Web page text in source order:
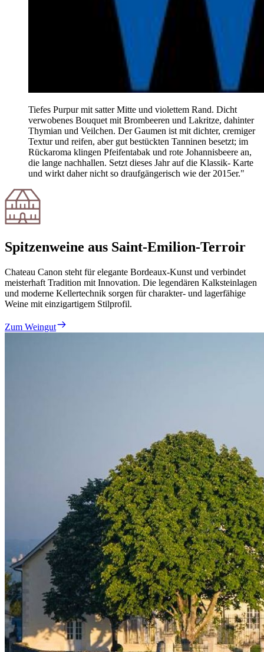
Tiefes Purpur mit satter Mitte und violettem Rand. Dicht
verwobenes Bouquet mit Brombeeren und Lakritze, dahinter
Thymian und Veilchen. Der Gaumen ist mit dichter, cremiger
Textur und reifen, aber gut bestückten Tanninen besetzt; im
Rückaroma klingen Pfeifentabak und rote Johannisbeere an,
die lange nachhallen. Setzt dieses Jahr auf die Klassik- Karte
und wirkt daher nicht so draufgängerisch wie der 2015er."
Spitzenweine aus Saint-Emilion-Terroir
Chateau Canon steht für elegante Bordeaux-Kunst und verbindet
meisterhaft Tradition mit Innovation. Die legendären Kalksteinlagen
und moderne Kellertechnik sorgen für charakter- und lagerfähige
Weine mit einzigartigem Stilprofil.
Zum Weingut